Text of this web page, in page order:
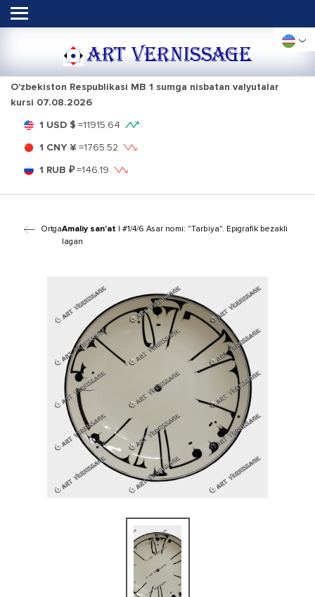
ART VERNISSAGE
O'zbekiston Respublikasi MB 1 sumga nisbatan valyutalar
kursi 07.08.2026
1 USD $ =11915.64
1 CNY ¥ =1765.52
1 RUB ₽=146.19
OrtgaAmaliy san'at | #1/4/6 Asar nomi: "Tarbiya". Epigrafik bezakli
lagan